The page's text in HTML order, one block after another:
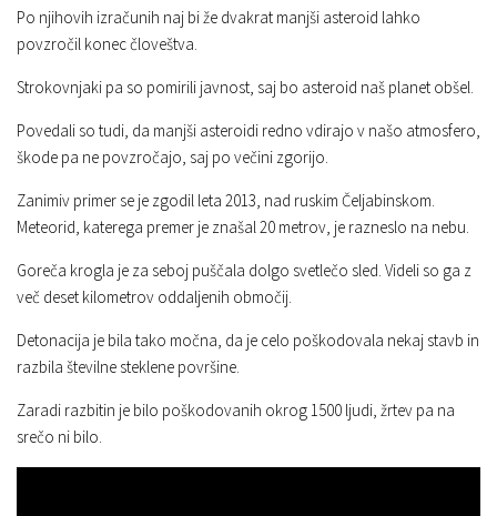
Po njihovih izračunih naj bi že dvakrat manjši asteroid lahko
povzročil konec človeštva.
Strokovnjaki pa so pomirili javnost, saj bo asteroid naš planet obšel.
Povedali so tudi, da manjši asteroidi redno vdirajo v našo atmosfero,
škode pa ne povzročajo, saj po večini zgorijo.
Zanimiv primer se je zgodil leta 2013, nad ruskim Čeljabinskom.
Meteorid, katerega premer je znašal 20 metrov, je razneslo na nebu.
Goreča krogla je za seboj puščala dolgo svetlečo sled. Videli so ga z
več deset kilometrov oddaljenih območij.
Detonacija je bila tako močna, da je celo poškodovala nekaj stavb in
razbila številne steklene površine.
Zaradi razbitin je bilo poškodovanih okrog 1500 ljudi, žrtev pa na
srečo ni bilo.